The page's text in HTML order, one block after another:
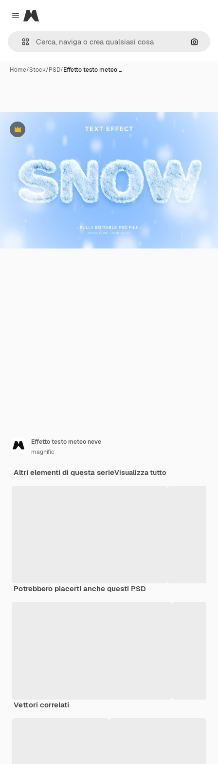
Close menu
Magnific
Cerca
Home/Stock/PSD/Effetto testo meteo …
Premium
Effetto testo meteo neve
magnific
Altri elementi di questa serieVisualizza tutto
Potrebbero piacerti anche questi PSD
Vettori correlati